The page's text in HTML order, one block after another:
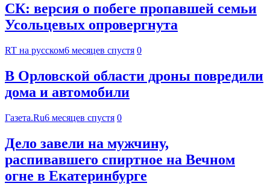
СК: версия о побеге пропавшей семьи
Усольцевых опровергнута
RT на русском6 месяцев спустя 0
В Орловской области дроны повредили
дома и автомобили
Газета.Ru6 месяцев спустя 0
Дело завели на мужчину,
распивавшего спиртное на Вечном
огне в Екатеринбурге